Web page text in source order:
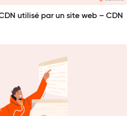
utilisé par un site web – CDN